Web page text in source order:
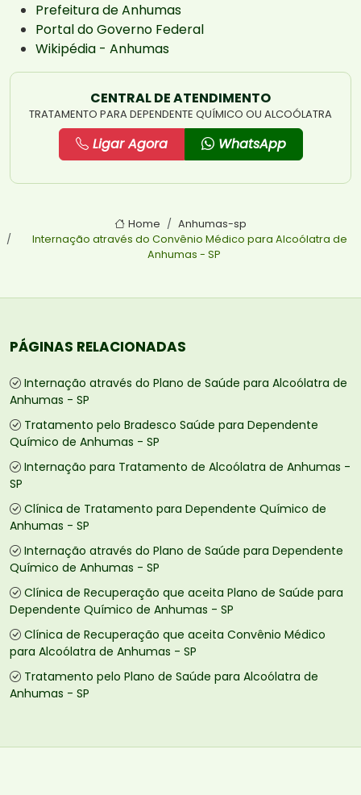
Prefeitura de Anhumas
Portal do Governo Federal
Wikipédia - Anhumas
CENTRAL DE ATENDIMENTO
TRATAMENTO PARA DEPENDENTE QUÍMICO OU ALCOÓLATRA
Ligar Agora WhatsApp
Home
Anhumas-sp
Internação através do Convênio Médico para Alcoólatra de
Anhumas - SP
PÁGINAS RELACIONADAS
Internação através do Plano de Saúde para Alcoólatra de
Anhumas - SP
Tratamento pelo Bradesco Saúde para Dependente
Químico de Anhumas - SP
Internação para Tratamento de Alcoólatra de Anhumas -
SP
Clínica de Tratamento para Dependente Químico de
Anhumas - SP
Internação através do Plano de Saúde para Dependente
Químico de Anhumas - SP
Clínica de Recuperação que aceita Plano de Saúde para
Dependente Químico de Anhumas - SP
Clínica de Recuperação que aceita Convênio Médico
para Alcoólatra de Anhumas - SP
Tratamento pelo Plano de Saúde para Alcoólatra de
Anhumas - SP